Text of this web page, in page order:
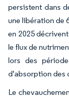
persistent dans
une libération de
en 2025
le flux de
lors des
d'absorption des
Le